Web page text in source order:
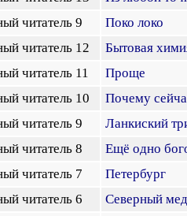
читатель 9
Поко локо
читатель 12
Бытовая
читатель 11
Проще
читатель 10
Почему
читатель 9
Ланкиский
читатель 8
Ещё одно
читатель 7
Петербург
читатель 6
Северный